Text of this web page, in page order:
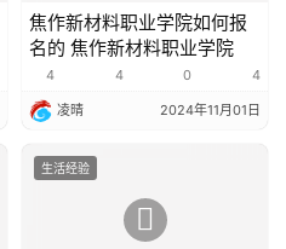
焦作新材料职业学院如何报
名的 焦作新材料职业学院
4 4 0 4
凌晴 2024年11月01日
生活经验